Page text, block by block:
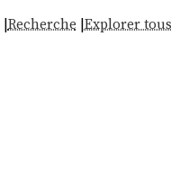
|Recherche |Explorer